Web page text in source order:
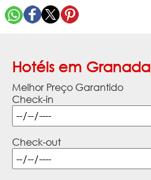
Hotéis em Granada
Melhor Preço Garantido
Check-in
Check-out